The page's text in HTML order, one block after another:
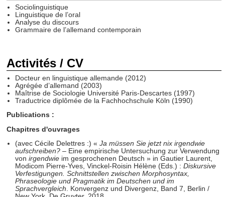
Sociolinguistique
Linguistique de l’oral
Analyse du discours
Grammaire de l’allemand contemporain
Activités / CV
Docteur en linguistique allemande (2012)
Agrégée d’allemand (2003)
Maîtrise de Sociologie Université Paris-Descartes (1997)
Traductrice diplômée de la Fachhochschule Köln (1990)
Publications :
Chapitres d'ouvrages
(avec Cécile Delettres :) « Ja müssen Sie jetzt nix irgendwie
aufschreiben? – Eine empirische Untersuchung zur Verwendung
von irgendwie im gesprochenen Deutsch » in Gautier Laurent,
Modicom Pierre-Yves, Vinckel-Roisin Hélène (Eds.) : Diskursive
Verfestigungen. Schnittstellen zwischen Morphosyntax,
Phraseologie und Pragmatik im Deutschen und im
Sprachvergleich. Konvergenz und Divergenz, Band 7, Berlin /